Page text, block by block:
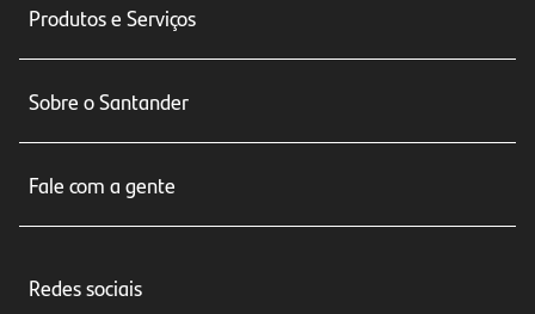
Produtos e Serviços
Seguros
Crédito e Financiamentos
Investimentos
Sobre o Santander
Fale com a gente
Central de Renegociação
Redes sociais